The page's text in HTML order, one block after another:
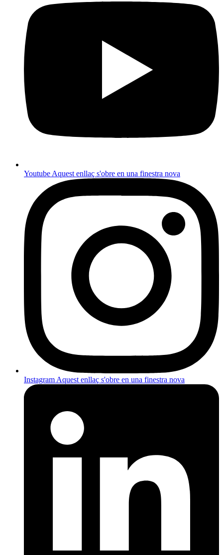
Youtube Aquest enllaç s'obre en una finestra nova
Instagram Aquest enllaç s'obre en una finestra nova